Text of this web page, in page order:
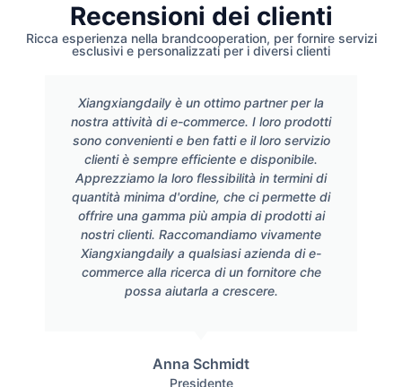
Recensioni dei clienti
Ricca esperienza nella brandcooperation, per fornire servizi
esclusivi e personalizzati per i diversi clienti
Xiangxiangdaily è un ottimo partner per la
nostra attività di e-commerce. I loro prodotti
sono convenienti e ben fatti e il loro servizio
clienti è sempre efficiente e disponibile.
Apprezziamo la loro flessibilità in termini di
quantità minima d'ordine, che ci permette di
offrire una gamma più ampia di prodotti ai
nostri clienti. Raccomandiamo vivamente
Xiangxiangdaily a qualsiasi azienda di e-
commerce alla ricerca di un fornitore che
possa aiutarla a crescere.
Anna Schmidt
Presidente